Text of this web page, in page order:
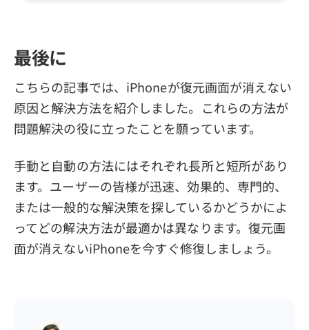
最後に
こちらの記事では、iPhoneが復元画面が消えない
原因と解決方法を紹介しました。これらの方法が
問題解決の役に立ったことを願っています。
手動と自動の方法にはそれぞれ長所と短所があり
ます。ユーザーの皆様が迅速、効果的、専門的、
または一般的な解決策を探しているかどうかによ
ってどの解決方法が最適かは異なります。復元画
面が消えないiPhoneを今すぐ修復しましょう。